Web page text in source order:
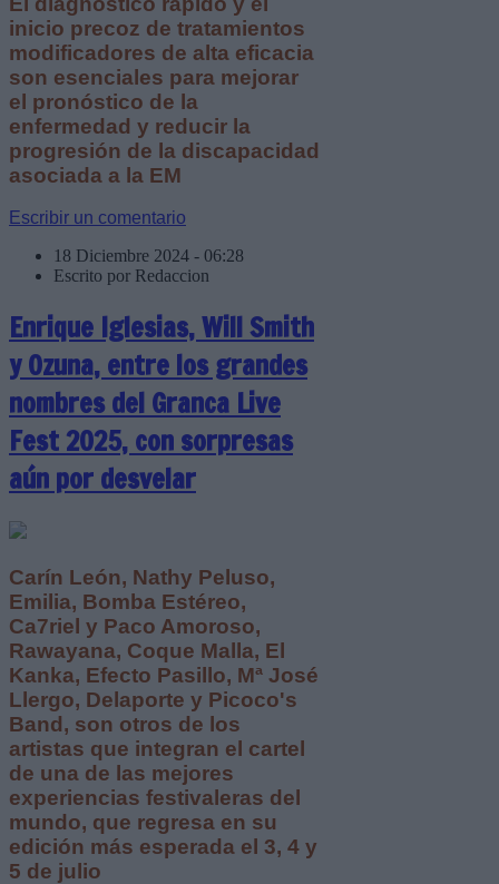
inicio precoz de tratamientos
modificadores de alta eficacia
son esenciales para mejorar
el pronóstico de la
enfermedad y reducir la
progresión de la discapacidad
asociada a la EM
Escribir un comentario
18 Diciembre 2024 - 06:28
Escrito por Redaccion
Enrique Iglesias, Will Smith
y Ozuna, entre los grandes
nombres del Granca Live
Fest 2025, con sorpresas
aún por desvelar
Carín León, Nathy Peluso,
Emilia, Bomba Estéreo,
Ca7riel y Paco Amoroso,
Rawayana, Coque Malla, El
Kanka, Efecto Pasillo, Mª José
Llergo, Delaporte y Picoco's
Band, son otros de los
artistas que integran el cartel
de una de las mejores
experiencias festivaleras del
mundo, que regresa en su
edición más esperada el 3, 4 y
5 de julio